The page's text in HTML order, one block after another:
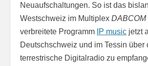
Neuaufschaltungen. So ist das
Westschweiz im Multiplex DABCOM
verbreitete Programm IP music jetzt
Deutschschweiz und im Tessin über
terrestrische Digitalradio zu